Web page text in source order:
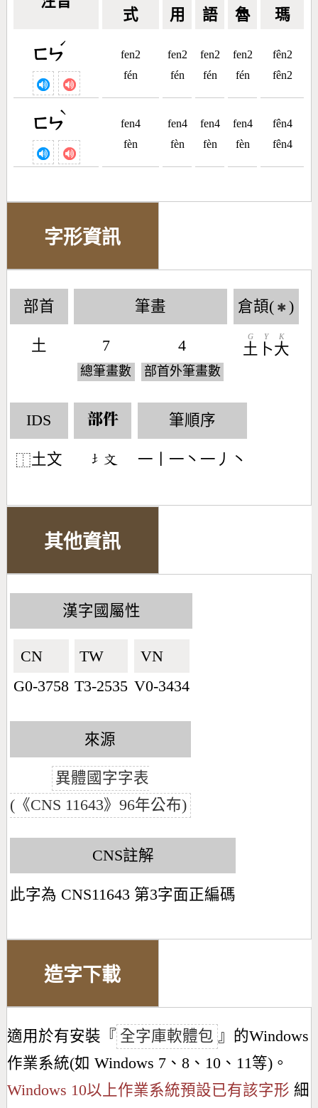
式 用 語 魯 瑪
ㄈㄣ
ˊ
fen2
fén
fen2
fén
fen2
fén
fen2
fén
fên2
fên2
ㄈㄣ
ˋ
fen4
fèn
fen4
fèn
fen4
fèn
fen4
fèn
fên4
fên4
字形資訊
部首
土
筆畫
7
總筆畫數
4
部首外筆畫數
倉頡( ✱ )
土
G
卜
Y
大
K
IDS
⿰土文
部件
󶁣󶃶
筆順序
一丨一丶一丿丶
其他資訊
漢字國屬性
CN🇨🇳
G0-3758
TW🇹🇼
T3-2535
VN🇻🇳
V0-3434
來源
異體國字字表
(《CNS 11643》96年公布)
CNS註解
此字為 CNS11643 第3字面正編碼
造字下載
適用於有安裝『 全字庫軟體包 』的Windows
作業系統(如 Windows 7、8、10、11等)。
Windows 10以上作業系統預設已有該字形 細